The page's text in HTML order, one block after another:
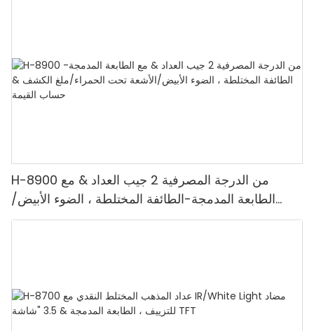
H-8900 من الدرجة المصرفية 2 جيب العداد & مع
الطابعة المدمجة-الطائفة المختلطة ، الضوء الأبيض/
الأشعة تحت الحمراء/ملغ الكشف & حساب القيمة